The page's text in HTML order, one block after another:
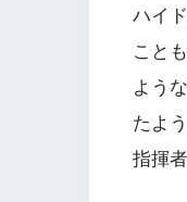
ハイ
こと
よう
たよ
指揮